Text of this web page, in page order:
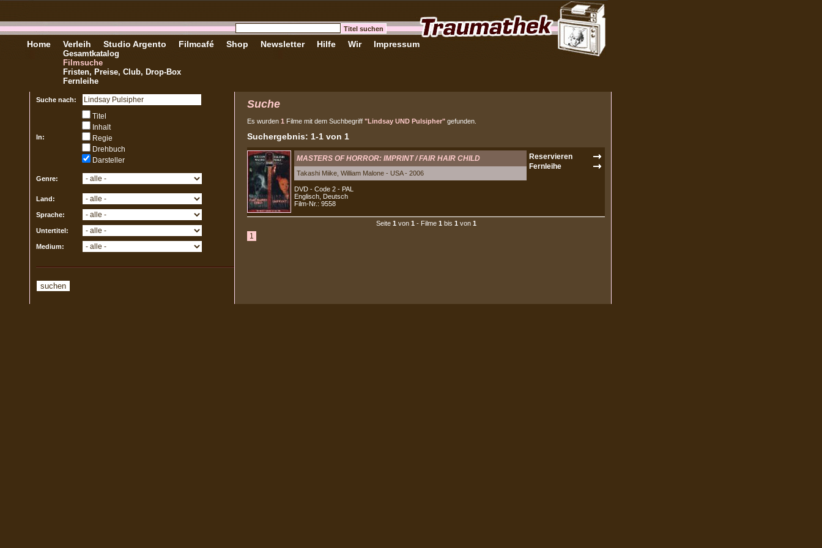
Home Verleih
Gesamtkatalog
Filmsuche
Fristen, Preise, Club, Drop-Box
Fernleihe
Studio Argento Filmcafé Shop Newsletter Hilfe Wir Impressum
Suche nach:
In:
Titel
Inhalt
Regie
Drehbuch
Darsteller
Genre:
Land:
Sprache:
Untertitel:
Medium:
Suche
Es wurden 1 Filme mit dem Suchbegriff "Lindsay UND Pulsipher" gefunden.
Suchergebnis: 1-1 von 1
MASTERS OF HORROR: IMPRINT / FAIR HAIR CHILD
Takashi Miike, William Malone - USA - 2006
DVD - Code 2 - PAL
Englisch, Deutsch
Film-Nr.: 9558
Seite 1 von 1 - Filme 1 bis 1 von 1
1